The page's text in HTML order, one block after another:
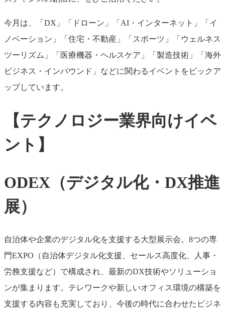
今月は、「DX」「ドローン」「AI・インターネット」「イ
ノベーション」「住宅・不動産」「スポーツ」「ウェルネス
ツーリズム」「医療機器・ヘルスケア」「製造技術」「海外
ビジネス・インバウンド」などに関わるイベントをピックア
ップしています。
【テクノロジー業界向けイベ
ント】
ODEX （デジタル化・DX推進
展）
自治体や企業のデジタル化を支援する大型展示会。8つの専
門EXPO（自治体デジタル化支援、セールス高度化、人事・
労務支援など）で構成され、最新のDX技術やソリューショ
ンが集まります。テレワークや新しいオフィス環境の構築を
支援する内容も充実しており、今後の時代に合わせたビジネ